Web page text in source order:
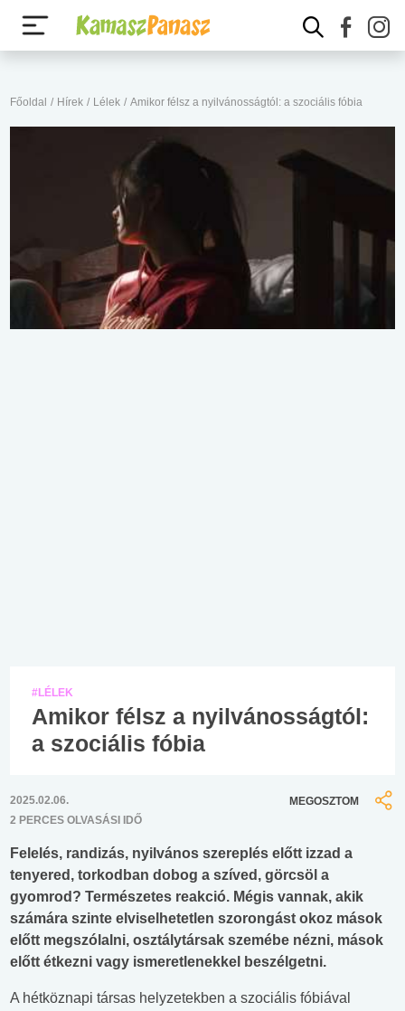
Főoldal / Hírek / Lélek / Amikor félsz a nyilvánosságtól: a szociális fóbia
#LÉLEK
Amikor félsz a nyilvánosságtól:
a szociális fóbia
2025.02.06.
2 PERCES OLVASÁSI IDŐ
MEGOSZTOM
Felelés, randizás, nyilvános szereplés előtt izzad a
tenyered, torkodban dobog a szíved, görcsöl a
gyomrod? Természetes reakció. Mégis vannak, akik
számára szinte elviselhetetlen szorongást okoz mások
előtt megszólalni, osztálytársak szemébe nézni, mások
előtt étkezni vagy ismeretlenekkel beszélgetni.
A hétköznapi társas helyzetekben a szociális fóbiával